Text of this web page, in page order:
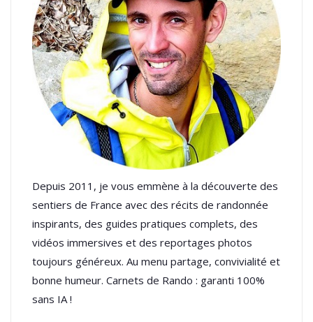
Depuis 2011, je vous emmène à la découverte des
sentiers de France avec des récits de randonnée
inspirants, des guides pratiques complets, des
vidéos immersives et des reportages photos
toujours généreux. Au menu partage, convivialité et
bonne humeur. Carnets de Rando : garanti 100%
sans IA !